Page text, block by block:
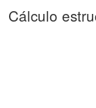
Cálculo